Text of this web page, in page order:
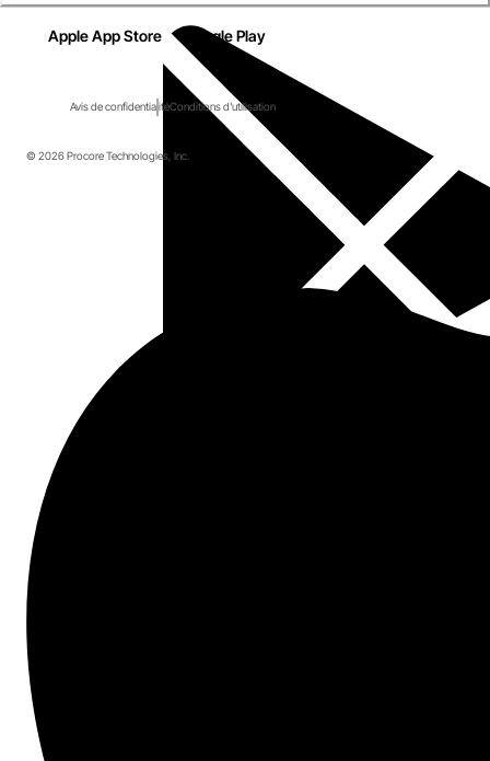
Apple App Store Google Play
Avis de confidentialitéConditions d'utilisation
© 2026 Procore Technologies, Inc.